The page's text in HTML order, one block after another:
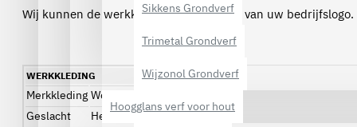
Sikkens Grondverf
Trimetal Grondverf
Wijzonol Grondverf
Hoogglans verf voor hout
Wij kunnen de werkkleding ook voorzien van uw bedrijfslogo.
WERKKLEDING
Merkkleding Workman
Geslacht
Heren